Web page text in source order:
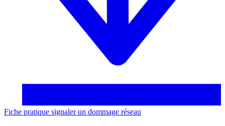
Fiche pratique signaler un dommage réseau